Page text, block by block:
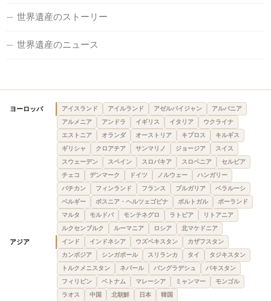
世界遺産のストーリー
世界遺産のニュース
ヨーロッパ アイスランド アイルランド アゼルバイジャン
アルバニア
アルメニア
アンドラ イギリス イタリア
ウクライナ
エストニア
オランダ オーストリア キプロス
キルギス
ギリシャ
クロアチア サンマリノ ジョージア
スイス
スウェーデン
スペイン スロバキア スロベニア
セルビア
チェコ
デンマーク ドイツ ノルウェー
ハンガリー
バチカン
フィンランド フランス ブルガリア
ベラルーシ
ベルギー
ボスニア・ヘルツェゴビナ ポルトガル
ポーランド
マルタ
モルドバ モンテネグロ ラトビア
リトアニア
ルクセンブルク
ルーマニア ロシア 北マケドニア
アジア インド インドネシア ウズベキスタン
カザフスタン
カンボジア
シンガポール スリランカ タイ
タジキスタン
トルクメニスタン
ネパール バングラデシュ
パキスタン
フィリピン
ベトナム マレーシア ミャンマー
モンゴル
ラオス
中国 北朝鮮 日本 韓国